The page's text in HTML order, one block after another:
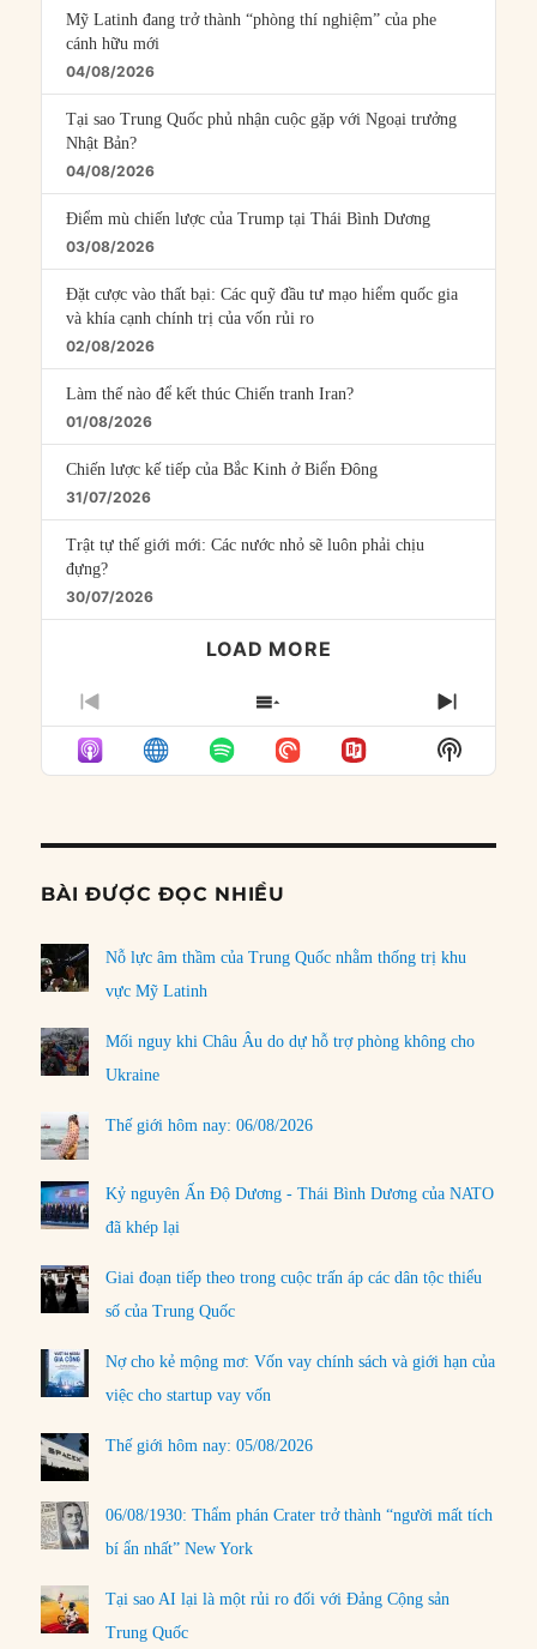
Mỹ Latinh đang trở thành “phòng thí nghiệm” của phe
cánh hữu mới
04/08/2026
Tại sao Trung Quốc phủ nhận cuộc gặp với Ngoại trưởng
Nhật Bản?
04/08/2026
Điểm mù chiến lược của Trump tại Thái Bình Dương
03/08/2026
Đặt cược vào thất bại: Các quỹ đầu tư mạo hiểm quốc gia
và khía cạnh chính trị của vốn rủi ro
02/08/2026
Làm thế nào để kết thúc Chiến tranh Iran?
01/08/2026
Chiến lược kế tiếp của Bắc Kinh ở Biển Đông
31/07/2026
Trật tự thế giới mới: Các nước nhỏ sẽ luôn phải chịu
đựng?
30/07/2026
LOAD MORE
PREVIOUS
EPISODE
SHOW
EPISODES
LIST
NEXT
Show
Podcast
BÀI ĐƯỢC ĐỌC NHIỀU
Nỗ lực âm thầm của Trung Quốc nhằm thống trị khu
vực Mỹ Latinh
Mối nguy khi Châu Âu do dự hỗ trợ phòng không cho
Ukraine
Thế giới hôm nay: 06/08/2026
Kỷ nguyên Ấn Độ Dương - Thái Bình Dương của NATO
đã khép lại
Giai đoạn tiếp theo trong cuộc trấn áp các dân tộc thiểu
số của Trung Quốc
Nợ cho kẻ mộng mơ: Vốn vay chính sách và giới hạn của
việc cho startup vay vốn
Thế giới hôm nay: 05/08/2026
06/08/1930: Thẩm phán Crater trở thành “người mất tích
bí ẩn nhất” New York
Tại sao AI lại là một rủi ro đối với Đảng Cộng sản
Trung Quốc